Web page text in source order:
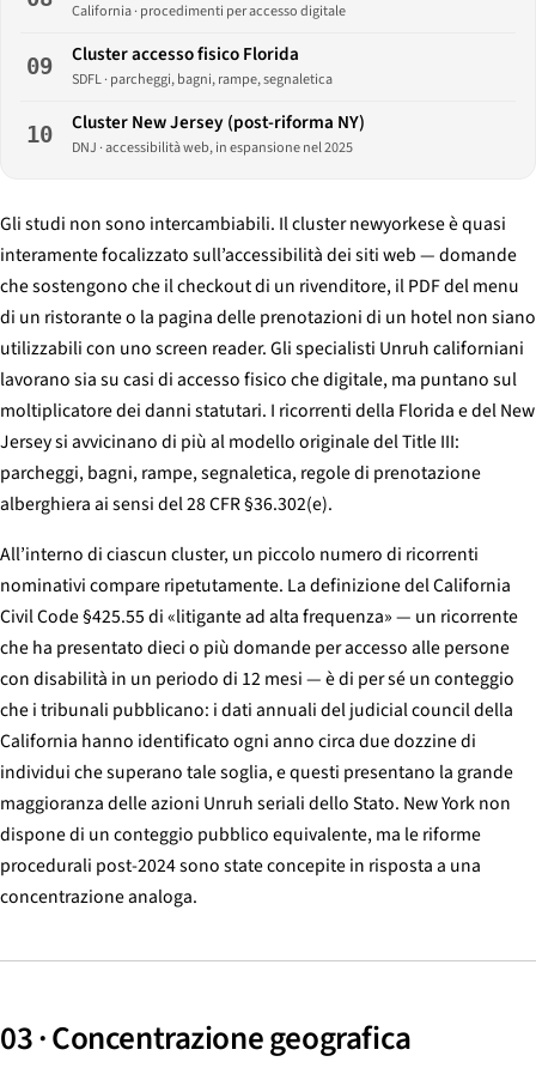
California · procedimenti per accesso digitale
09 Cluster accesso fisico Florida
SDFL · parcheggi, bagni, rampe, segnaletica
10 Cluster New Jersey (post-riforma NY)
DNJ · accessibilità web, in espansione nel 2025
Gli studi non sono intercambiabili. Il cluster newyorkese è quasi
interamente focalizzato sull’accessibilità dei siti web — domande
che sostengono che il checkout di un rivenditore, il PDF del menu
di un ristorante o la pagina delle prenotazioni di un hotel non siano
utilizzabili con uno screen reader. Gli specialisti Unruh californiani
lavorano sia su casi di accesso fisico che digitale, ma puntano sul
moltiplicatore dei danni statutari. I ricorrenti della Florida e del New
Jersey si avvicinano di più al modello originale del Title III:
parcheggi, bagni, rampe, segnaletica, regole di prenotazione
alberghiera ai sensi del 28 CFR §36.302(e).
All’interno di ciascun cluster, un piccolo numero di ricorrenti
nominativi compare ripetutamente. La definizione del California
Civil Code §425.55 di «litigante ad alta frequenza» — un ricorrente
che ha presentato dieci o più domande per accesso alle persone
con disabilità in un periodo di 12 mesi — è di per sé un conteggio
che i tribunali pubblicano: i dati annuali del judicial council della
California hanno identificato ogni anno circa due dozzine di
individui che superano tale soglia, e questi presentano la grande
maggioranza delle azioni Unruh seriali dello Stato. New York non
dispone di un conteggio pubblico equivalente, ma le riforme
procedurali post-2024 sono state concepite in risposta a una
concentrazione analoga.
03 · Concentrazione geografica